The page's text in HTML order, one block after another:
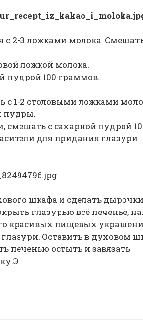
с 2-3 ложками молока.
ложкой молока.
пудрой 100 граммов.
с 1-2 столовыми ложками
пудры.
смешать с сахарной пудрой
для придания глазури
шкафа и сделать дырочки
глазурью всё печенье,
красивых пищевых
Оставить в духовом
печенью остыть и завязать